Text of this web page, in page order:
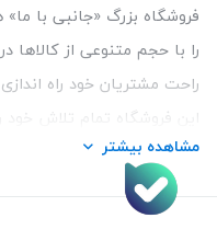
فروشگاه بزرگ «جانبی با ما»
را با حجم متنوعی از کالاها
راحت مشتریان خود راه
این فروشگاه تمام تلاش خود
تلفن تماس :
مشاهده بیشتر